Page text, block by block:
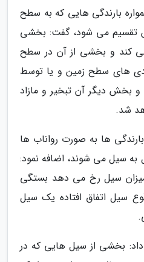
بارندگی هایی که به سطح
تقسیم می شود، گفت: بخشی
کند و بخشی از آن در سطح
های سطح زمین و یا توسط
دیگر آن تبخیر و مازاد
شد.
ها به صورت رواناب ها
سیل می شوند، اضافه نمود:
میزان سیل رخ می دهد بستگی
سیل اتفاق افتاده یک سیل
بخشی از سیل هایی که در